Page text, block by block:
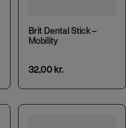
Brit Dental Stick –
Mobility
32,00 kr.